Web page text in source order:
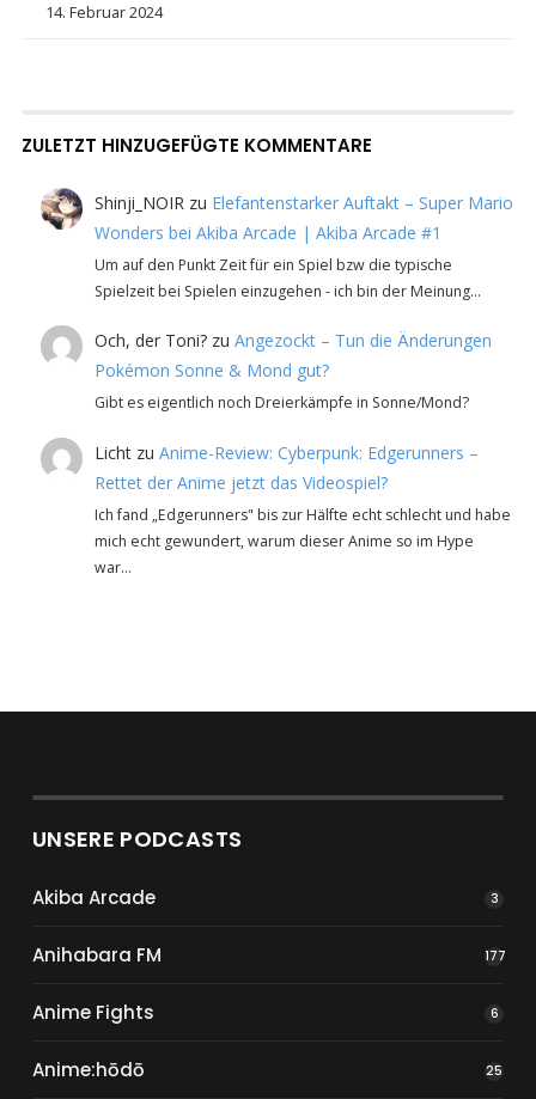
14. Februar 2024
ZULETZT HINZUGEFÜGTE KOMMENTARE
Shinji_NOIR zu Elefantenstarker Auftakt – Super Mario
Wonders bei Akiba Arcade | Akiba Arcade #1
Um auf den Punkt Zeit für ein Spiel bzw die typische
Spielzeit bei Spielen einzugehen - ich bin der Meinung…
Och, der Toni? zuAngezockt – Tun die Änderungen
Pokémon Sonne & Mond gut?
Gibt es eigentlich noch Dreierkämpfe in Sonne/Mond?
Licht zuAnime-Review: Cyberpunk: Edgerunners –
Rettet der Anime jetzt das Videospiel?
Ich fand „Edgerunners" bis zur Hälfte echt schlecht und habe
mich echt gewundert, warum dieser Anime so im Hype
war…
UNSERE PODCASTS
Akiba Arcade 3
Anihabara FM 177
Anime Fights 6
Anime:hōdō 25